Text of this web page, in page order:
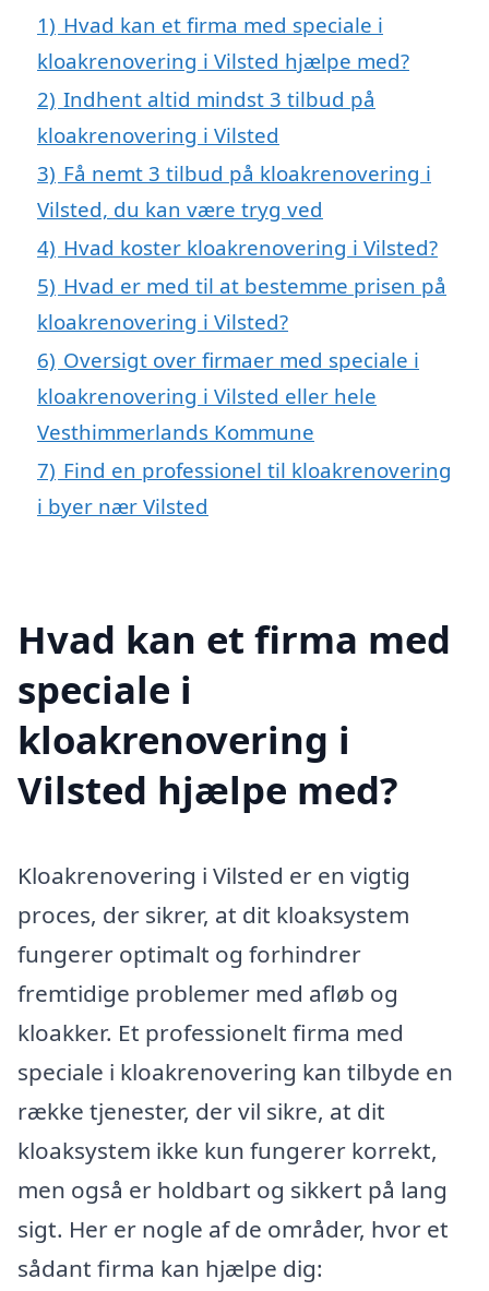
1) Hvad kan et firma med speciale i
kloakrenovering i Vilsted hjælpe med?
2) Indhent altid mindst 3 tilbud på
kloakrenovering i Vilsted
3) Få nemt 3 tilbud på kloakrenovering i
Vilsted, du kan være tryg ved
4) Hvad koster kloakrenovering i Vilsted?
5) Hvad er med til at bestemme prisen på
kloakrenovering i Vilsted?
6) Oversigt over firmaer med speciale i
kloakrenovering i Vilsted eller hele
Vesthimmerlands Kommune
7) Find en professionel til kloakrenovering
i byer nær Vilsted
Hvad kan et firma med
speciale i
kloakrenovering i
Vilsted hjælpe med?
Kloakrenovering i Vilsted er en vigtig
proces, der sikrer, at dit kloaksystem
fungerer optimalt og forhindrer
fremtidige problemer med afløb og
kloakker. Et professionelt firma med
speciale i kloakrenovering kan tilbyde en
række tjenester, der vil sikre, at dit
kloaksystem ikke kun fungerer korrekt,
men også er holdbart og sikkert på lang
sigt. Her er nogle af de områder, hvor et
sådant firma kan hjælpe dig: